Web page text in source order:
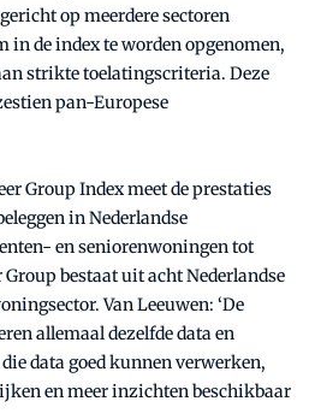
op meerdere sectoren
in de index te worden opgenomen,
strikte toelatingscriteria. Deze
pan-Europese
Group Index meet de prestaties
in Nederlandse
en seniorenwoningen tot
bestaat uit acht Nederlandse
Van Leeuwen: ‘De
allemaal dezelfde data en
data goed kunnen verwerken,
en meer inzichten beschikbaar